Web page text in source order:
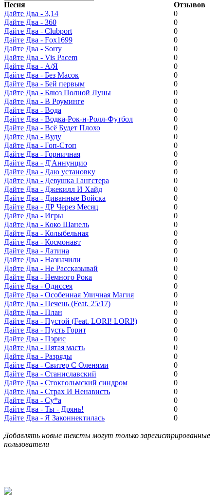
Песня
Отзывов
Дайте Два - 3,14
0
Дайте Два - 360
0
Дайте Два - Clubport
0
Дайте Два - Fox1699
0
Дайте Два - Sorry
0
Дайте Два - Vis Pacem
0
Дайте Два - А/Я
0
Дайте Два - Без Масок
0
Дайте Два - Бей первым
0
Дайте Два - Блюз Полной Луны
0
Дайте Два - В Роуминге
0
Дайте Два - Вода
0
Дайте Два - Водка-Рок-н-Ролл-Футбол
0
Дайте Два - Всё Будет Плохо
0
Дайте Два - Вуду
0
Дайте Два - Гоп-Стоп
0
Дайте Два - Горничная
0
Дайте Два - Д'Аннунцио
0
Дайте Два - Даю установку
0
Дайте Два - Девушка Гангстера
0
Дайте Два - Джекилл И Хайд
0
Дайте Два - Диванные Войска
0
Дайте Два - ДР Через Месяц
0
Дайте Два - Игры
0
Дайте Два - Коко Шанель
0
Дайте Два - Колыбельная
0
Дайте Два - Космонавт
0
Дайте Два - Латина
0
Дайте Два - Назначили
0
Дайте Два - Не Рассказывай
0
Дайте Два - Немного Рока
0
Дайте Два - Одиссея
0
Дайте Два - Особенная Уличная Магия
0
Дайте Два - Печень (Feat. 25/17)
0
Дайте Два - План
0
Дайте Два - Пустой (Feat. LORI! LORI!)
0
Дайте Два - Пусть Горит
0
Дайте Два - Пэрис
0
Дайте Два - Пятая масть
0
Дайте Два - Разряды
0
Дайте Два - Свитер С Оленями
0
Дайте Два - Станиславский
0
Дайте Два - Стокгольмский синдром
0
Дайте Два - Страх И Ненависть
0
Дайте Два - Су*а
0
Дайте Два - Ты - Дрянь!
0
Дайте Два - Я Законнектилась
0
Добавлять новые тексты могут только зарегистрированные
пользователи